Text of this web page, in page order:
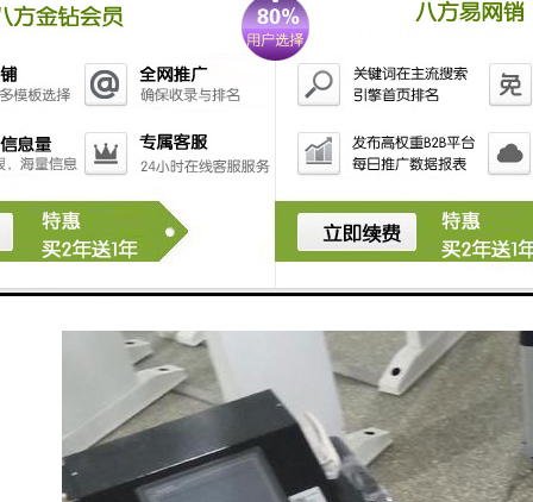
养护提的几点建议稍加注意即可延长采样器的使用寿
设备。